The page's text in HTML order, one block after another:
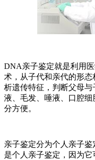
DNA亲子鉴定就是利用
术，从子代和亲代的形
析遗传特征，判断父母
液、毛发、唾液、口腔
分方便。
亲子鉴定分为个人亲子
是个人亲子鉴定，因为